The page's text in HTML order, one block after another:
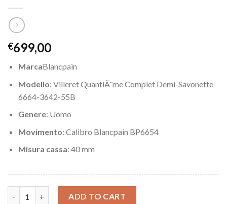
€699,00
MarcaBlancpain
Modello: Villeret QuantiÃ¨me Complet Demi-Savonette
6664-3642-55B
Genere: Uomo
Movimento: Calibro Blancpain BP6654
Misura cassa: 40 mm
ADD TO CART